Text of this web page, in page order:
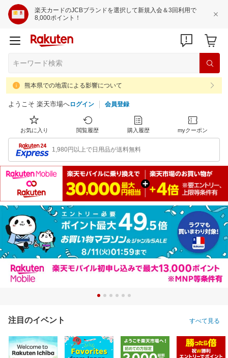
楽天カードのJCBブランドを選択して新規入会＆3回利用で
8,000ポイント！
熊本県での地震による影響について
ようこそ 楽天市場へログイン 会員登録
お気に入り 閲覧履歴 購入履歴 myクーポン
1,980円以上で日用品が送料無料
注目のイベント すべて見る